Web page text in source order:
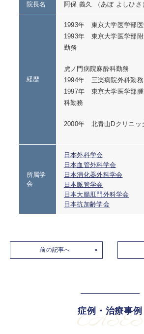
院長名 阿保 義久 （あぼ よしひさ
経歴
1993年 東京大学医学部
1993年 東京大学医学部
勤務
虎ノ門病院麻酔科勤務
1994年 三楽病院外科勤務
1997年 東京大学医学部
科勤務
2000年 北青山Dクリニッ
所属学
会
日本外科学会
日本血管外科学会
日本消化器外科学会
日本脈管学会
日本大腸肛門外科学会
日本抗加齢学会
前の記事へ
症例・治療事例
CASES